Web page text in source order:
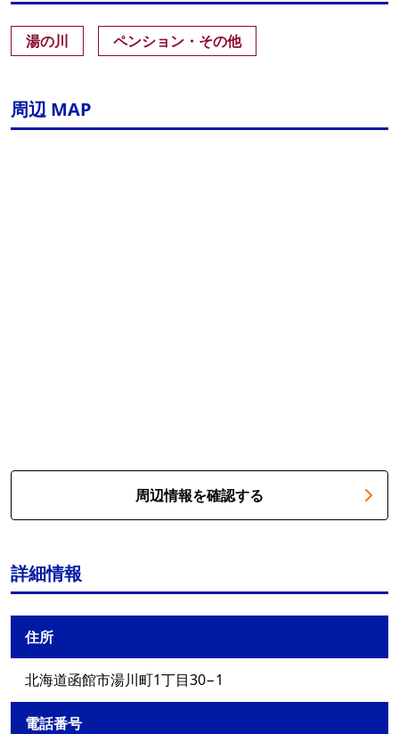
湯の川 ペンション・その他
周辺 MAP
周辺情報を確認する
詳細情報
住所
北海道函館市湯川町1丁目30−1
電話番号